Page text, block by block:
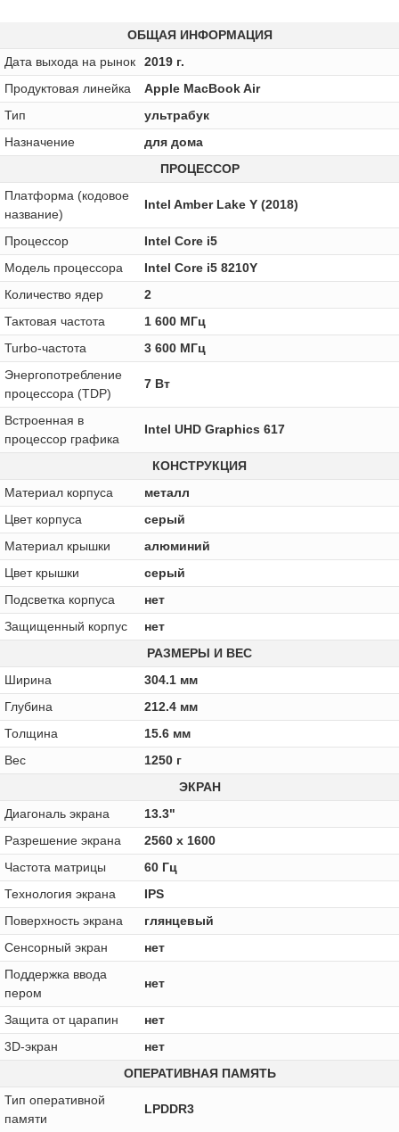
ОБЩАЯ ИНФОРМАЦИЯ
Дата выхода на рынок
2019 г.
Продуктовая линейка
Apple MacBook Air
Тип
ультрабук
Назначение
для дома
ПРОЦЕССОР
Платформа (кодовое
название)
Intel Amber Lake Y (2018)
Процессор
Intel Core i5
Модель процессора
Intel Core i5 8210Y
Количество ядер
2
Тактовая частота
1 600 МГц
Turbo-частота
3 600 МГц
Энергопотребление
процессора (TDP)
7 Вт
Встроенная в
процессор графика
Intel UHD Graphics 617
КОНСТРУКЦИЯ
Материал корпуса
металл
Цвет корпуса
серый
Материал крышки
алюминий
Цвет крышки
серый
Подсветка корпуса
нет
Защищенный корпус
нет
РАЗМЕРЫ И ВЕС
Ширина
304.1 мм
Глубина
212.4 мм
Толщина
15.6 мм
Вес
1250 г
ЭКРАН
Диагональ экрана
13.3"
Разрешение экрана
2560 x 1600
Частота матрицы
60 Гц
Технология экрана
IPS
Поверхность экрана
глянцевый
Сенсорный экран
нет
Поддержка ввода
пером
нет
Защита от царапин
нет
3D-экран
нет
ОПЕРАТИВНАЯ ПАМЯТЬ
Тип оперативной
памяти
LPDDR3